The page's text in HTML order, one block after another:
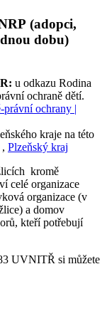
(adopci,
dobu)
u odkazu Rodina
ochraně dětí.
právní ochrany |
kraje na této
, Plzeňský kraj
kromě
celé organizace
organizace (v
a domov
kteří potřebují
UVNITŘ si můžete